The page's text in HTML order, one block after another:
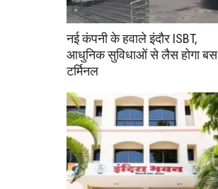
नई कंपनी के हवाले इंदौर ISBT,
आधुनिक सुविधाओं से लैस होगा बस
टर्मिनल